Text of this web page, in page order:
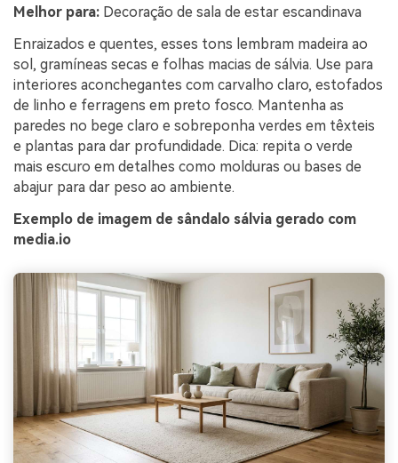
Melhor para: Decoração de sala de estar escandinava
Enraizados e quentes, esses tons lembram madeira ao
sol, gramíneas secas e folhas macias de sálvia. Use para
interiores aconchegantes com carvalho claro, estofados
de linho e ferragens em preto fosco. Mantenha as
paredes no bege claro e sobreponha verdes em têxteis
e plantas para dar profundidade. Dica: repita o verde
mais escuro em detalhes como molduras ou bases de
abajur para dar peso ao ambiente.
Exemplo de imagem de sândalo sálvia gerado com
media.io